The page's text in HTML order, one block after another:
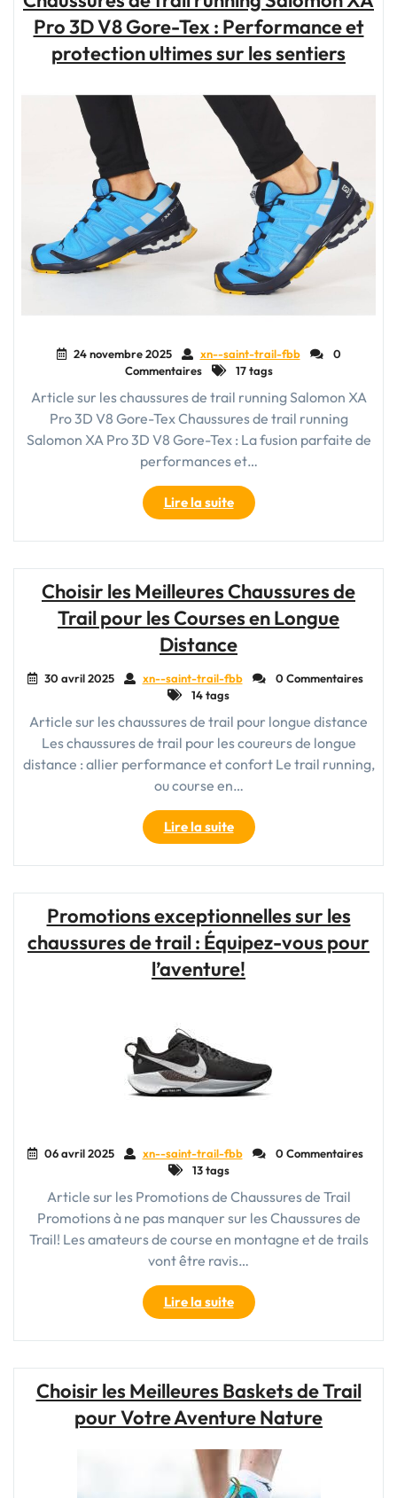
trail
montantes
Salomon"
Pro 3D V8 Gore-Tex : Performance et
protection ultimes sur les sentiers
24 novembre 2025 xn--saint-trail-fbb
0
Commentaires
17 tags
Article sur les chaussures de trail running Salomon XA
Pro 3D V8 Gore-Tex Chaussures de trail running
Salomon XA Pro 3D V8 Gore-Tex : La fusion parfaite de
performances et…
Lire la suite"Chaussures
de
trail
XA
Pro
3D
V8
Gore-
:
Performance
protection
ultimes
sur
les
Choisir les Meilleures Chaussures de
Trail pour les Courses en Longue
Distance
30 avril 2025 xn--saint-trail-fbb
0 Commentaires
14 tags
Article sur les chaussures de trail pour longue distance
Les chaussures de trail pour les coureurs de longue
distance : allier performance et confort Le trail running,
ou course en…
Lire la suite"Choisir
les
Meilleures
Trail
pour
les
Courses
Promotions exceptionnelles sur les
chaussures de trail : Équipez-vous pour
l’aventure!
06 avril 2025 xn--saint-trail-fbb
0 Commentaires
13 tags
Article sur les Promotions de Chaussures de Trail
Promotions à ne pas manquer sur les Chaussures de
Trail! Les amateurs de course en montagne et de trails
vont être ravis…
Lire la suite"Promotions
exceptionnelles
sur
de
trail
Équipez-
vous
Choisir les Meilleures Baskets de Trail
pour Votre Aventure Nature